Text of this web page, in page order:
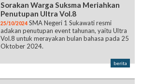
Sorakan Warga Suksma Meriahkan
Penutupan Ultra Vol.8
25/10/2024 SMA Negeri 1 Sukawati resmi
adakan penutupan event tahunan, yaitu Ultra
Vol.8 untuk merayakan bulan bahasa pada 25
Oktober 2024.
berita